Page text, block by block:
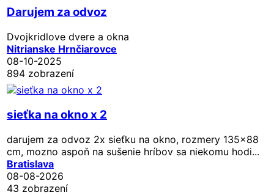
Darujem za odvoz
Dvojkridlove dvere a okna
Nitrianske Hrnčiarovce
08-10-2025
894 zobrazení
sieťka na okno x 2
darujem za odvoz 2x sieťku na okno, rozmery 135x88
cm, mozno aspoň na sušenie hríbov sa niekomu hodi...
Bratislava
08-08-2026
43 zobrazení